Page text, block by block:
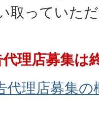
取っていた
理店募集は
代理店募集